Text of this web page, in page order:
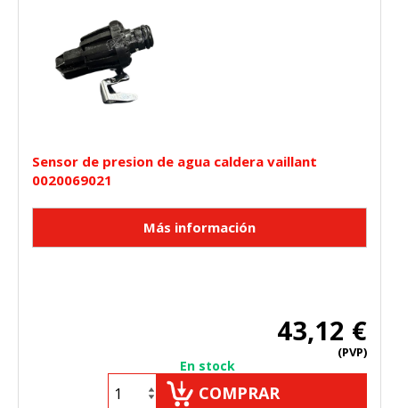
Sensor de presion de agua caldera vaillant
0020069021
43,12 €
(PVP)
En stock
COMPRAR